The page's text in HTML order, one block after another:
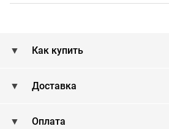
Как купить
Доставка
Оплата